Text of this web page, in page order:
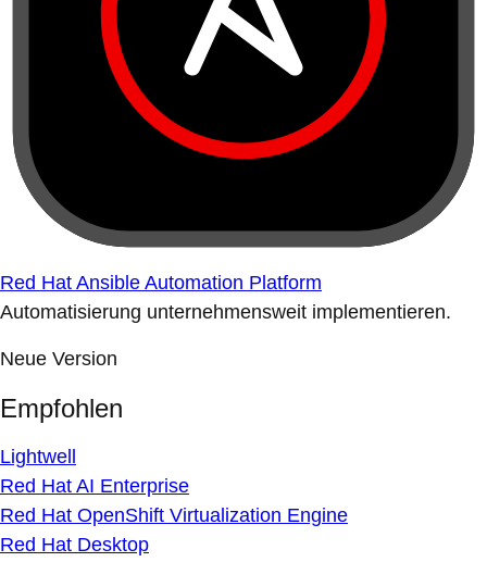
Red Hat Ansible Automation Platform
Automatisierung unternehmensweit implementieren.
Neue Version
Empfohlen
Lightwell
Red Hat AI Enterprise
Red Hat OpenShift Virtualization Engine
Red Hat Desktop